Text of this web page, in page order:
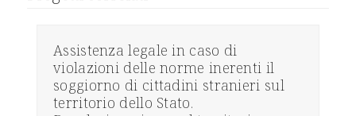
Assistenza legale in caso di
violazioni delle norme inerenti il
soggiorno di cittadini stranieri sul
territorio dello Stato.